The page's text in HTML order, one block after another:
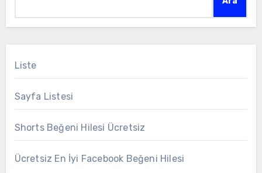
Liste
Sayfa Listesi
Shorts Beğeni Hilesi Ücretsiz
Ücretsiz En İyi Facebook Beğeni Hilesi